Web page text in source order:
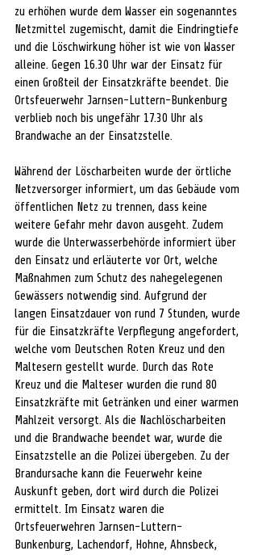
zu erhöhen wurde dem Wasser ein sogenanntes
Netzmittel zugemischt, damit die Eindringtiefe
und die Löschwirkung höher ist wie von Wasser
alleine. Gegen 16.30 Uhr war der Einsatz für
einen Großteil der Einsatzkräfte beendet. Die
Ortsfeuerwehr Jarnsen-Luttern-Bunkenburg
verblieb noch bis ungefähr 17.30 Uhr als
Brandwache an der Einsatzstelle.
Während der Löscharbeiten wurde der örtliche
Netzversorger informiert, um das Gebäude vom
öffentlichen Netz zu trennen, dass keine
weitere Gefahr mehr davon ausgeht. Zudem
wurde die Unterwasserbehörde informiert über
den Einsatz und erläuterte vor Ort, welche
Maßnahmen zum Schutz des nahegelegenen
Gewässers notwendig sind. Aufgrund der
langen Einsatzdauer von rund 7 Stunden, wurde
für die Einsatzkräfte Verpflegung angefordert,
welche vom Deutschen Roten Kreuz und den
Maltesern gestellt wurde. Durch das Rote
Kreuz und die Malteser wurden die rund 80
Einsatzkräfte mit Getränken und einer warmen
Mahlzeit versorgt. Als die Nachlöscharbeiten
und die Brandwache beendet war, wurde die
Einsatzstelle an die Polizei übergeben. Zu der
Brandursache kann die Feuerwehr keine
Auskunft geben, dort wird durch die Polizei
ermittelt. Im Einsatz waren die
Ortsfeuerwehren Jarnsen-Luttern-
Bunkenburg, Lachendorf, Hohne, Ahnsbeck,